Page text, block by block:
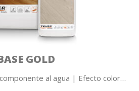
GOLD
al agua | Efecto color…